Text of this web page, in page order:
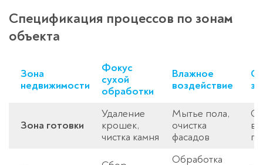
Спецификация процессов по зонам
объекта
Зона
недвижимости
Фокус
сухой
обработки
Влажное
воздействие
Зона готовки
Удаление
крошек,
чистка камня
Мытье пола,
очистка
фасадов
Обработка